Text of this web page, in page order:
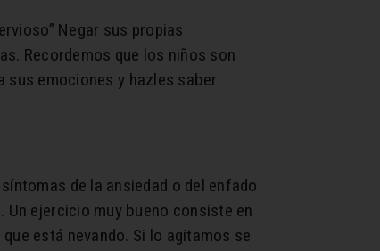
Negar sus propias
Recordemos que los niños son
sus emociones y hazles saber
de la ansiedad o del enfado
ejercicio muy bueno consiste en
está nevando. Si lo agitamos se